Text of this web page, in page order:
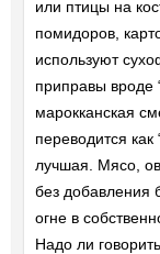
или птицы на
помидоров,
используют
приправы вроде
марокканская
переводится
лучшая. Мясо,
без добавления
огне в
Надо ли